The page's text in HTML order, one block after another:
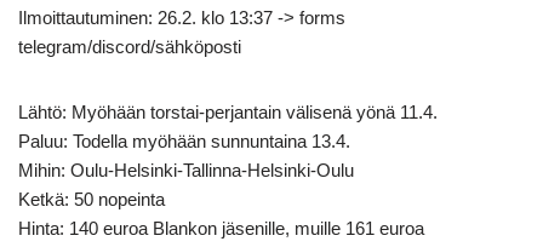
Ilmoittautuminen: 26.2. klo 13:37 -> forms
telegram/discord/sähköposti
Lähtö: Myöhään torstai-perjantain välisenä yönä 11.4.
Paluu: Todella myöhään sunnuntaina 13.4.
Mihin: Oulu-Helsinki-Tallinna-Helsinki-Oulu
Ketkä: 50 nopeinta
Hinta: 140 euroa Blankon jäsenille, muille 161 euroa